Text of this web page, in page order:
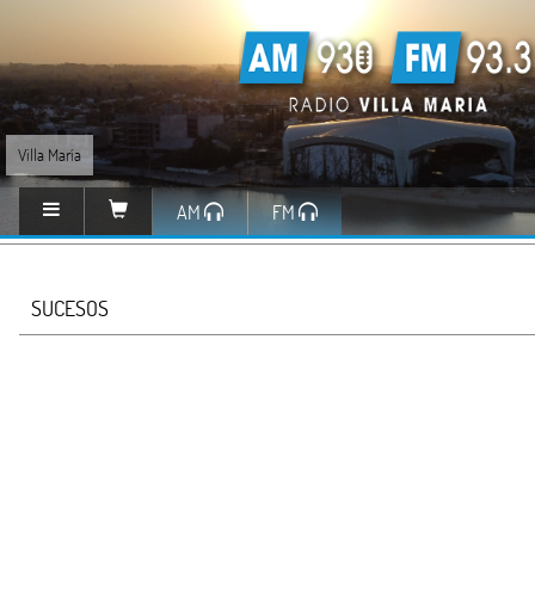
Villa María
AM FM
SUCESOS